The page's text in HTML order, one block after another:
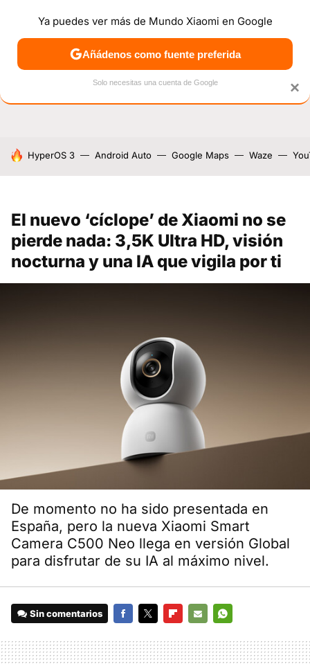
NOTICIAS MÓVILES TUTORIALES OFERTAS
HOY SE HABLA DE
HyperOS 3 Android Auto Google Maps Waze
El nuevo ‘cíclope’ de Xiaomi no se
pierde nada: 3,5K Ultra HD, visión
nocturna y una IA que vigila por ti
De momento no ha sido presentada en
España, pero la nueva Xiaomi Smart
Camera C500 Neo llega en versión Global
para disfrutar de su IA al máximo nivel.
Sin comentarios
MAIL
×
Ya puedes ver más de Mundo Xiaomi en Google
Añádenos como fuente preferida
Solo necesitas una cuenta de Google